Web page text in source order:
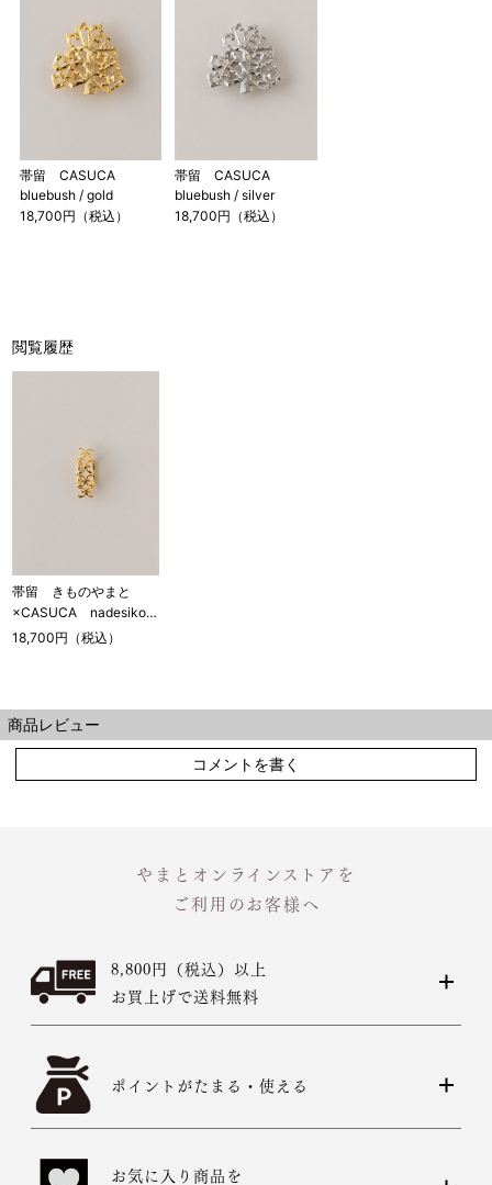
帯留 CASUCA
bluebush / gold
18,700円（税込）
帯留 CASUCA
bluebush / silver
18,700円（税込）
閲覧履歴
帯留 きものやまと
×CASUCA nadesiko /
gold
18,700円（税込）
商品レビュー
コメントを書く
やまとオンラインストアを
ご利用のお客様へ
8,800円（税込）以上
お買上げで送料無料
ポイントがたまる・使える
お気に入り商品を